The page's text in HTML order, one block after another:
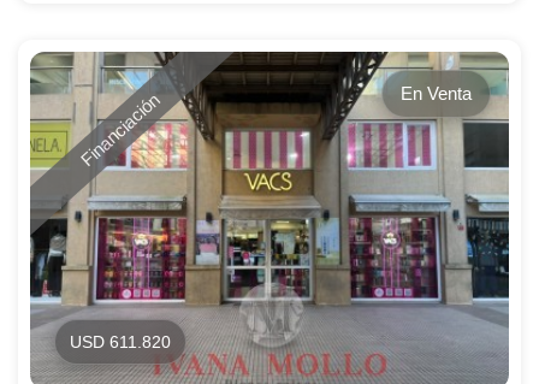
Financiación En Venta
USD 611.820